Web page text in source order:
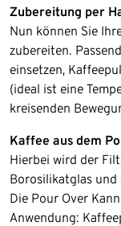
Zubereitung per
Nun können Sie
zubereiten.
einsetzen,
(ideal ist eine
kreisenden
Kaffee aus dem
Hierbei wird der
Borosilikatglas
Die Pour Over
Anwendung: